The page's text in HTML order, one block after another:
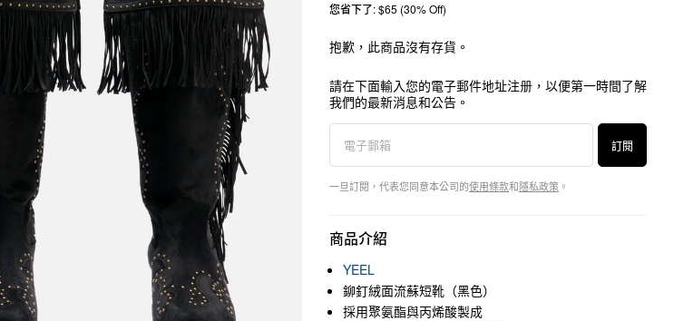
您省下了: $65 (30% Off)
抱歉，此商品沒有存貨。
請在下面輸入您的電子郵件地址注册，以便第一時間了解
我們的最新消息和公告。
訂閱
一旦訂閱，代表您同意本公司的使用條款和隱私政策 。
商品介紹
YEEL
鉚釘絨面流蘇短靴（黑色）
採用聚氨酯與丙烯酸製成